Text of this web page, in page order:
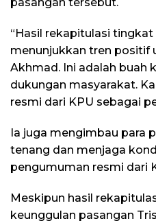
“Hasil rekapitulasi
menunjukkan tren positif
Akhmad. Ini adalah buah
dukungan masyarakat.
resmi dari KPU sebagai
Ia juga mengimbau para
tenang dan menjaga
pengumuman resmi dari
Meskipun hasil
keunggulan pasangan